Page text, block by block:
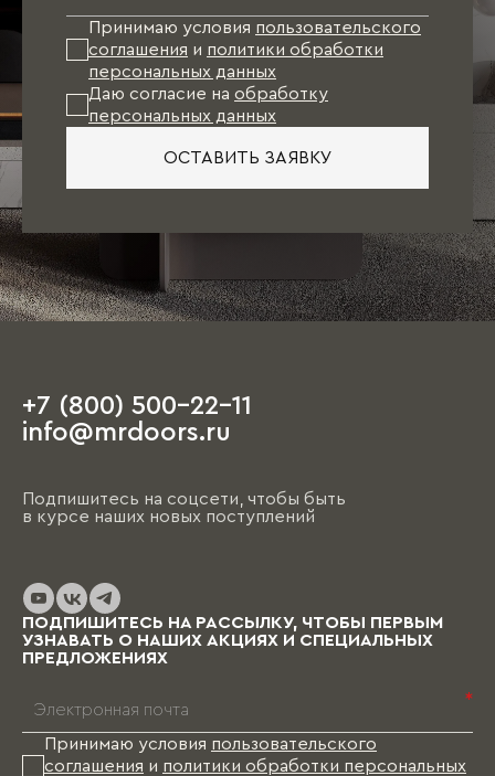
Принимаю условия пользовательского
соглашения и политики обработки
персональных данных
Даю согласие на обработку
персональных данных
ОСТАВИТЬ ЗАЯВКУ
+7 (800) 500-22-11
info@mrdoors.ru
Подпишитесь на соцсети, чтобы быть
в курсе наших новых поступлений
ПОДПИШИТЕСЬ НА РАССЫЛКУ, ЧТОБЫ ПЕРВЫМ
УЗНАВАТЬ О НАШИХ АКЦИЯХ И СПЕЦИАЛЬНЫХ
ПРЕДЛОЖЕНИЯХ
*
Принимаю условия пользовательского
соглашения и политики обработки персональных